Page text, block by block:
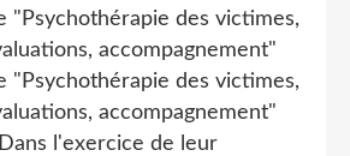
"Psychothérapie des victimes,
accompagnement"
"Psychothérapie des victimes,
accompagnement"
l'exercice de leur